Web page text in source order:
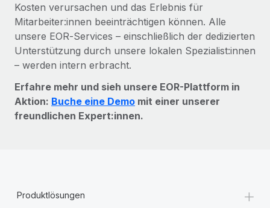
Kosten verursachen und das Erlebnis für
Mitarbeiter:innen beeinträchtigen können. Alle
unsere EOR‑Services – einschließlich der dedizierten
Unterstützung durch unsere lokalen Spezialist:innen
– werden intern erbracht.
Erfahre mehr und sieh unsere EOR-Plattform in
Aktion: Buche eine Demo mit einer unserer
freundlichen Expert:innen.
Produktlösungen +